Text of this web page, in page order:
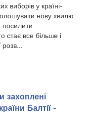
виборів у країні-
нову хвилю
посилити
стає все більше і
розв...
захоплені
Балтії -